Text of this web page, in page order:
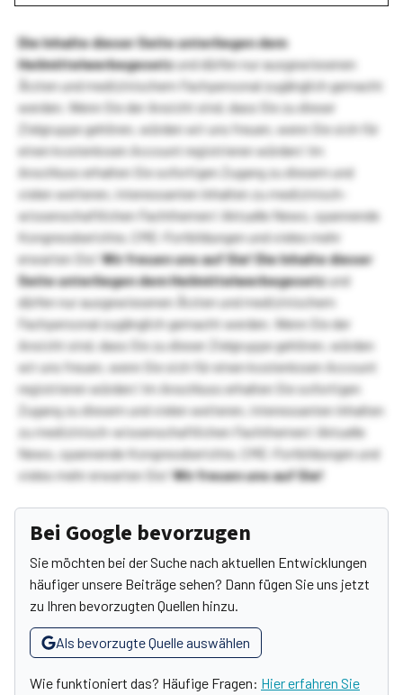
Die Inhalte dieser Seite unterliegen dem
Heilmittelwerbegesetzund dürfen nur ausgewiesenen
Ärzten und medizinischem Fachpersonal zugänglich gemacht
werden. Wenn Sie der Ansicht sind, dass Sie zu dieser
Zielgruppe gehören, würden wir uns freuen, wenn Sie sich für
einen kostenlosen Account registrieren würden! Im
Anschluss erhalten Sie sofortigen Zugang zu diesem und
vielen weiteren, interessanten Inhalten zu medizinisch-
wissenschaftlichen Fachthemen! Aktuelle News, spannende
Kongressberichte, CME-Fortbildungen und vieles mehr
erwarten Sie!Wir freuen uns auf Sie!Die Inhalte dieser
Seite unterliegen dem Heilmittelwerbegesetzund
dürfen nur ausgewiesenen Ärzten und medizinischem
Fachpersonal zugänglich gemacht werden. Wenn Sie der
Ansicht sind, dass Sie zu dieser Zielgruppe gehören, würden
wir uns freuen, wenn Sie sich für einen kostenlosen Account
registrieren würden! Im Anschluss erhalten Sie sofortigen
Zugang zu diesem und vielen weiteren, interessanten Inhalten
zu medizinisch-wissenschaftlichen Fachthemen! Aktuelle
News, spannende Kongressberichte, CME-Fortbildungen und
vieles mehr erwarten Sie!Wir freuen uns auf Sie!
Bei Google bevorzugen
Sie möchten bei der Suche nach aktuellen Entwicklungen
häufiger unsere Beiträge sehen? Dann fügen Sie uns jetzt
zu Ihren bevorzugten Quellen hinzu.
Als bevorzugte Quelle auswählen
Wie funktioniert das? Häufige Fragen: Hier erfahren Sie